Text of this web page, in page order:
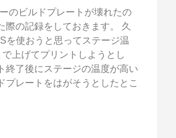
のビルドプレートが壊れたの
際の記録をしておきます。 久
を使おうと思ってステージ温
上げてプリントしようとし
終了後にステージの温度が高い
プレートをはがそうとしたとこ